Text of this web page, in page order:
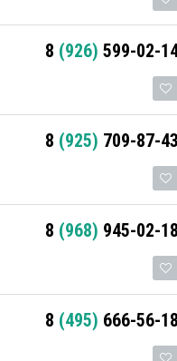
8 (926) 599-02-
8 (925) 709-87-43
8 (968) 945-02-18
8 (495) 666-56-18